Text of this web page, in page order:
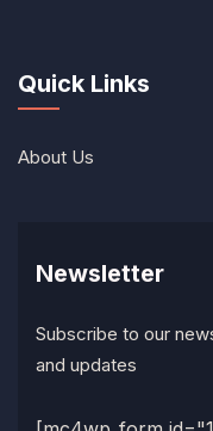
Quick Links
About Us
Newsletter
Subscribe to our
and updates